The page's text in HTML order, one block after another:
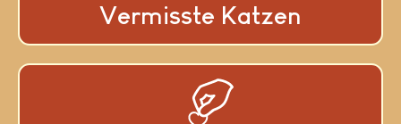
Vermisste Katzen